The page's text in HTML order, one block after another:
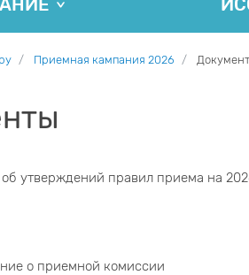
Приемная кампания 2026
утверждений правил приема на
о приемной комиссии